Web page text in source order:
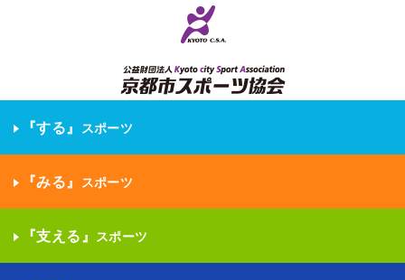
『する』 スポーツ
『みる』 スポーツ
『支える』 スポーツ